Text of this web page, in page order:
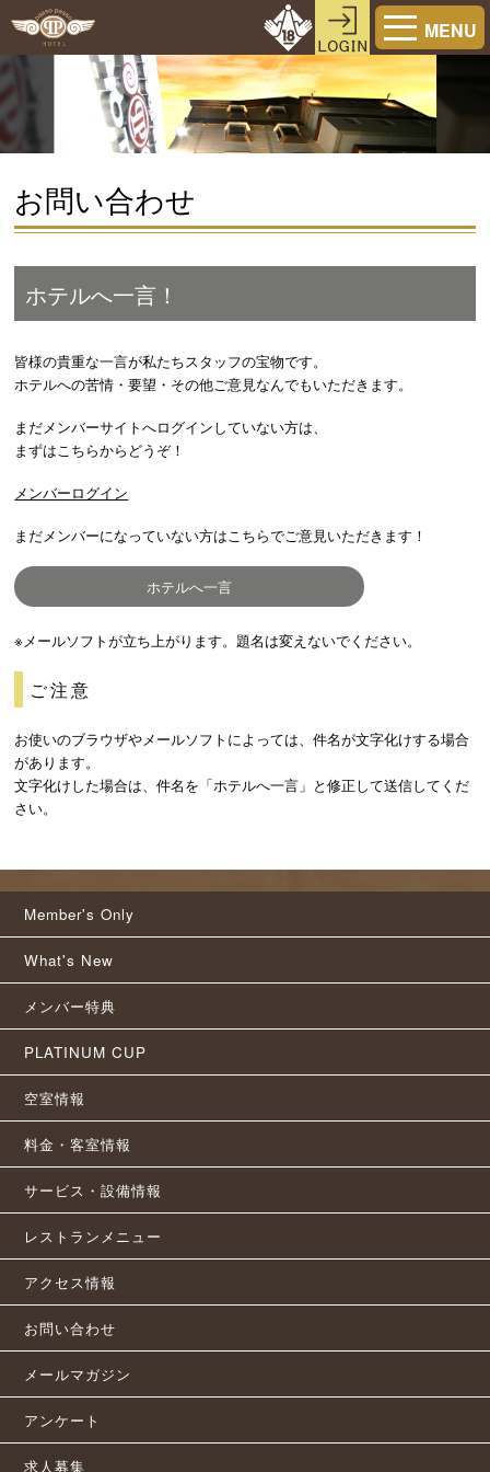
MENU
お問い合わせ
ホテルへ一言！
皆様の貴重な一言が私たちスタッフの宝物です。
ホテルへの苦情・要望・その他ご意見なんでもいただきます。
まだメンバーサイトへログインしていない方は、
まずはこちらからどうぞ！
メンバーログイン
まだメンバーになっていない方はこちらでご意見いただきます！
ホテルへ一言
※メールソフトが立ち上がります。題名は変えないでください。
ご注意
お使いのブラウザやメールソフトによっては、件名が文字化けする場合
があります。
文字化けした場合は、件名を「ホテルへ一言」と修正して送信してくだ
さい。
Member's Only
What's New
メンバー特典
PLATINUM CUP
空室情報
料金・客室情報
サービス・設備情報
レストランメニュー
アクセス情報
お問い合わせ
メールマガジン
アンケート
求人募集